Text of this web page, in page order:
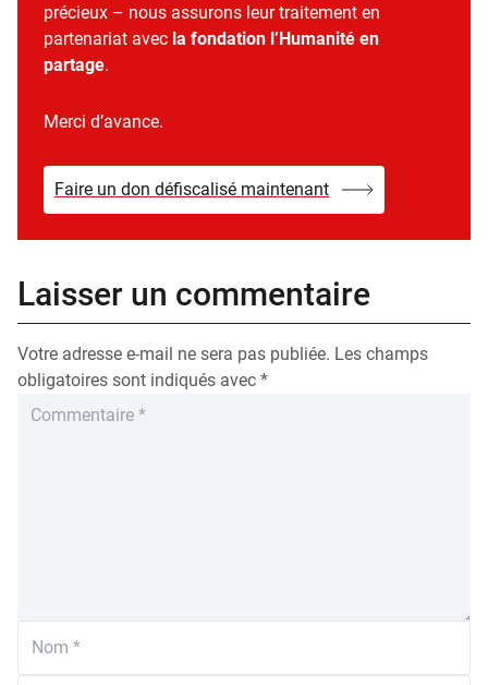
précieux – nous assurons leur traitement en
partenariat avec la fondation l’Humanité en
partage.
Merci d’avance.
Faire un don défiscalisé maintenant
Laisser un commentaire
Votre adresse e-mail ne sera pas publiée. Les champs
obligatoires sont indiqués avec *